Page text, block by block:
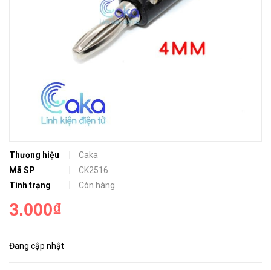
Thương hiệu
Caka
Mã SP
CK2516
Tình trạng
Còn hàng
3.000₫
Đang cập nhật